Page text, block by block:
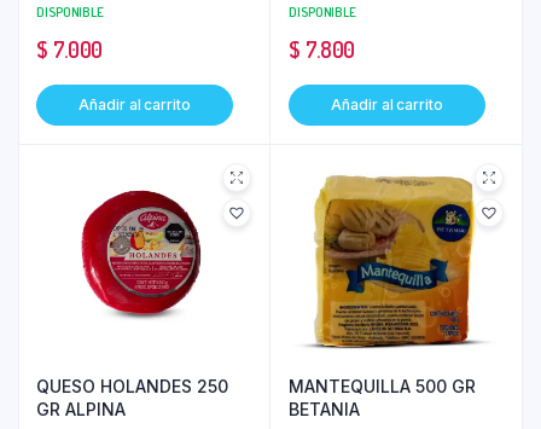
DISPONIBLE
$ 7.000
Añadir al carrito
DISPONIBLE
$ 7.800
Añadir al carrito
QUESO HOLANDES 250
GR ALPINA
MANTEQUILLA 500 GR
BETANIA